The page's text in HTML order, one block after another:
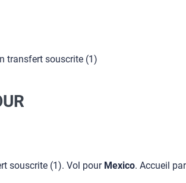
transfert souscrite (1)
souscrite (1). Vol pour Mexico. Accueil